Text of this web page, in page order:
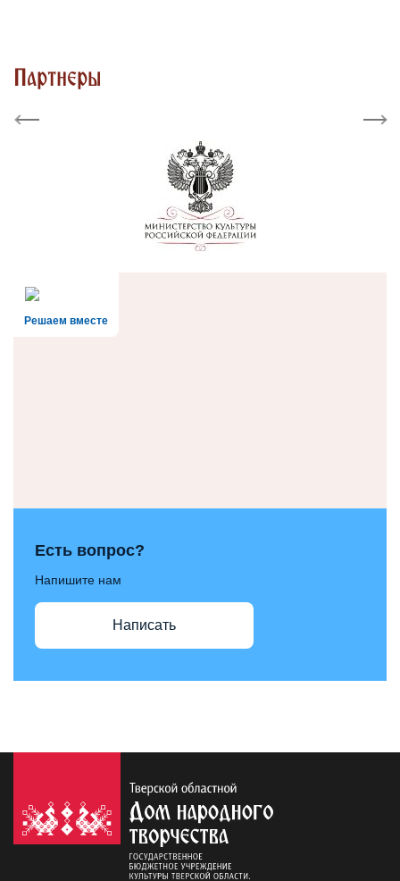
Партнеры
Previous Next
Решаем вместе
Есть вопрос?
Напишите нам
Написать